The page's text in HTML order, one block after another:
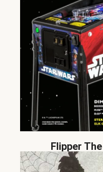
Flipper